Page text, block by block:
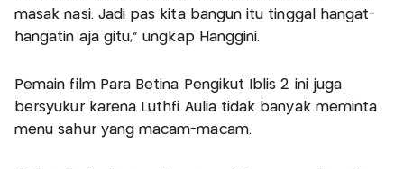
masak nasi. Jadi pas kita bangun itu tinggal hangat-
hangatin aja gitu," ungkap Hanggini.
Pemain film Para Betina Pengikut Iblis 2 ini juga
bersyukur karena Luthfi Aulia tidak banyak meminta
menu sahur yang macam-macam.